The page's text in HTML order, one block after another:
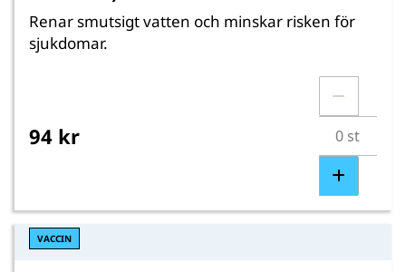
Renar smutsigt vatten och minskar risken för
sjukdomar.
94 kr
VACCIN